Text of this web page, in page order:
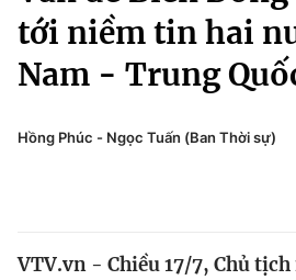
Chuyên mục
Chính trị
Kinh tế
Thể thao
Truyền hình
Đời sống
tới niềm tin hai
Nam - Trung
​Hồng Phúc - Ngọc Tuấn (Ban Thời sự)
VTV.vn - Chiều 17/7, Chủ